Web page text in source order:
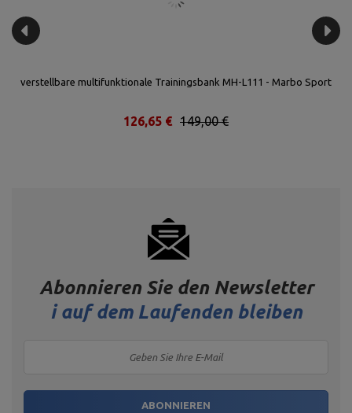
verstellbare multifunktionale Trainingsbank MH-L111 - Marbo Sport
149,00 €
126,65 €
Abonnieren Sie den Newsletter
iauf dem Laufenden bleiben
ABONNIEREN